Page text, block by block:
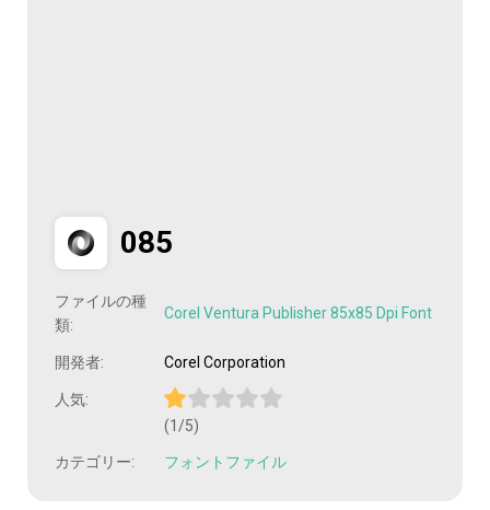
085
ファイルの種
類:
Corel Ventura Publisher 85x85 Dpi Font
開発者: Corel Corporation
人気:
(1/5)
カテゴリー: フォントファイル